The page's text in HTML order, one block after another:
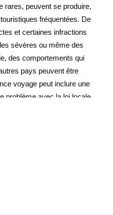
rares, peuvent se produire,
fréquentées. De
et certaines infractions
sévères ou même des
des comportements qui
pays peuvent être
voyage peut inclure une
problème avec la loi locale,